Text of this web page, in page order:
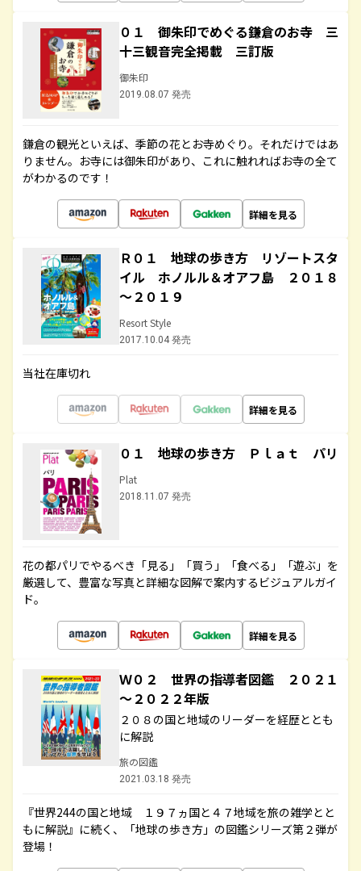
０１ 御朱印でめぐる鎌倉のお寺 三
十三観音完全掲載 三訂版
御朱印
2019.08.07 発売
鎌倉の観光といえば、季節の花とお寺めぐり。それだけではあ
りません。お寺には御朱印があり、これに触れればお寺の全て
がわかるのです！
詳細を見る
Ｒ０１ 地球の歩き方 リゾートスタ
イル ホノルル＆オアフ島 ２０１８
～２０１９
Resort Style
2017.10.04 発売
当社在庫切れ
詳細を見る
０１ 地球の歩き方 Ｐｌａｔ パリ
Plat
2018.11.07 発売
花の都パリでやるべき「見る」「買う」「食べる」「遊ぶ」を
厳選して、豊富な写真と詳細な図解で案内するビジュアルガイ
ド。
詳細を見る
Ｗ０２ 世界の指導者図鑑 ２０２１
～２０２２年版
２０８の国と地域のリーダーを経歴ととも
に解説
旅の図鑑
2021.03.18 発売
『世界244の国と地域 １９７ヵ国と４７地域を旅の雑学とと
もに解説』に続く、「地球の歩き方」の図鑑シリーズ第２弾が
登場！